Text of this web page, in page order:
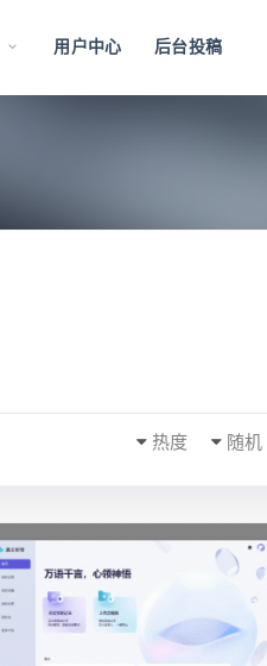
用户中心 后台投稿
随机
热度